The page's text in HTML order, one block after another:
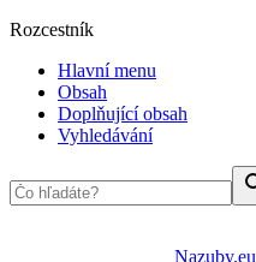
Rozcestník
Hlavní menu
Obsah
Doplňující obsah
Vyhledávání
Nazuby.eu